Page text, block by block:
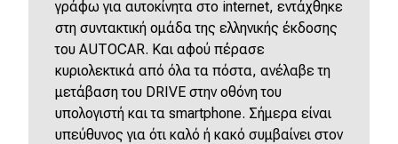
γράφω για αυτοκίνητα στο internet, εντάχθηκε
στη συντακτική ομάδα της ελληνικής έκδοσης
του AUTOCAR. Και αφού πέρασε
κυριολεκτικά από όλα τα πόστα, ανέλαβε τη
μετάβαση του DRIVE στην οθόνη του
υπολογιστή και τα smartphone. Σήμερα είναι
υπεύθυνος για ότι καλό ή κακό συμβαίνει στον